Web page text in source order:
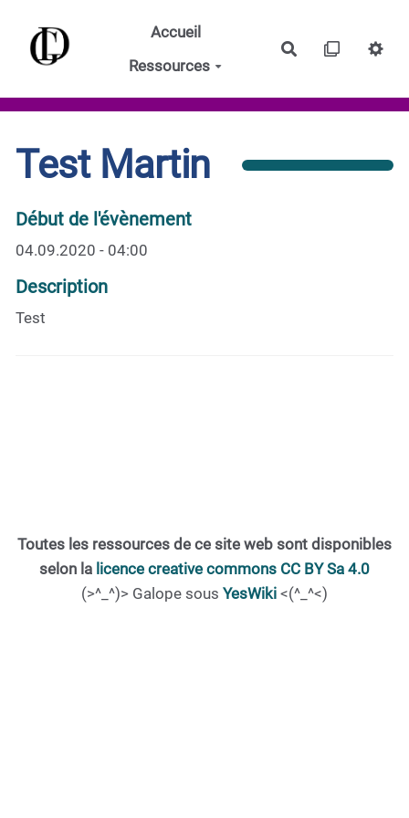
Aller au contenu principal
Accueil
Ressources
Rechercher
Test Martin
Début de l'évènement
04.09.2020 - 04:00
Description
Test
Toutes les ressources de ce site web sont disponibles
selon la licence creative commons CC BY Sa 4.0
(>^_^)> Galope sous YesWiki <(^_^<)